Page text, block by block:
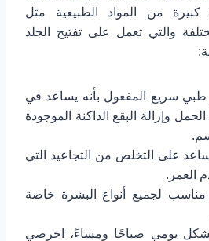
من المواد الطبيعية مثل
والتي تعمل على تفتيح الجلد
طبي سريع المفعول بأنه يساعد في
وإزالة البقع الداكنة الموجودة
على التخلص من التجاعيد التي
العمر.
مناسب لجميع أنواع البشرة خاصة
يومي صباحًا ومساءً، احرصي